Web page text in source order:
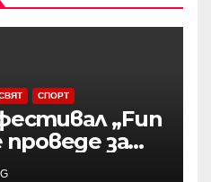
СПОРТ
„Fun
за